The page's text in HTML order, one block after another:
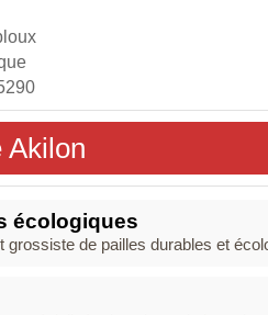
Akilon
écologiques
grossiste de pailles durables et